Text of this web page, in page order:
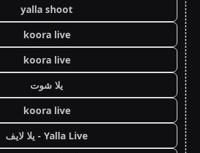
yalla shoot
koora live
koora live
يلا شوت
koora live
Yalla Live - يلا لايف